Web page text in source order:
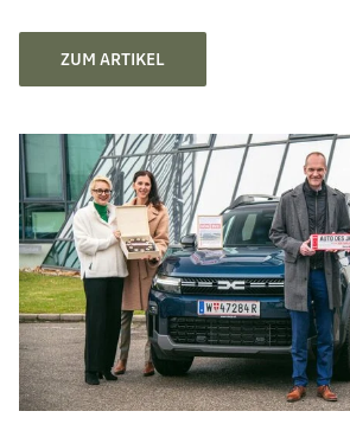
ZUM ARTIKEL